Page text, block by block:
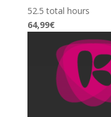
52.5 total hours
64,99€